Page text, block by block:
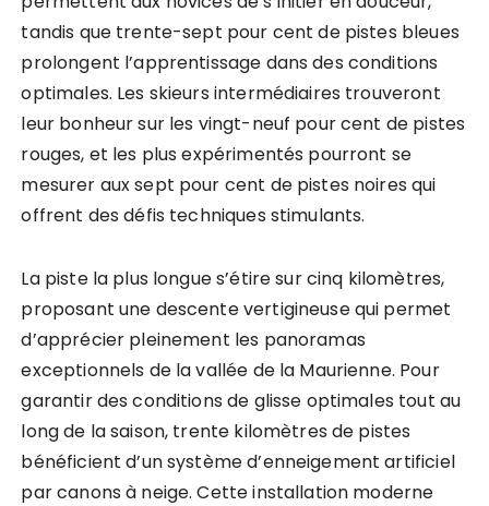
tandis que trente-sept pour cent de pistes bleues
prolongent l’apprentissage dans des conditions
optimales. Les skieurs intermédiaires trouveront
leur bonheur sur les vingt-neuf pour cent de pistes
rouges, et les plus expérimentés pourront se
mesurer aux sept pour cent de pistes noires qui
offrent des défis techniques stimulants.
La piste la plus longue s’étire sur cinq kilomètres,
proposant une descente vertigineuse qui permet
d’apprécier pleinement les panoramas
exceptionnels de la vallée de la Maurienne. Pour
garantir des conditions de glisse optimales tout au
long de la saison, trente kilomètres de pistes
bénéficient d’un système d’enneigement artificiel
par canons à neige. Cette installation moderne